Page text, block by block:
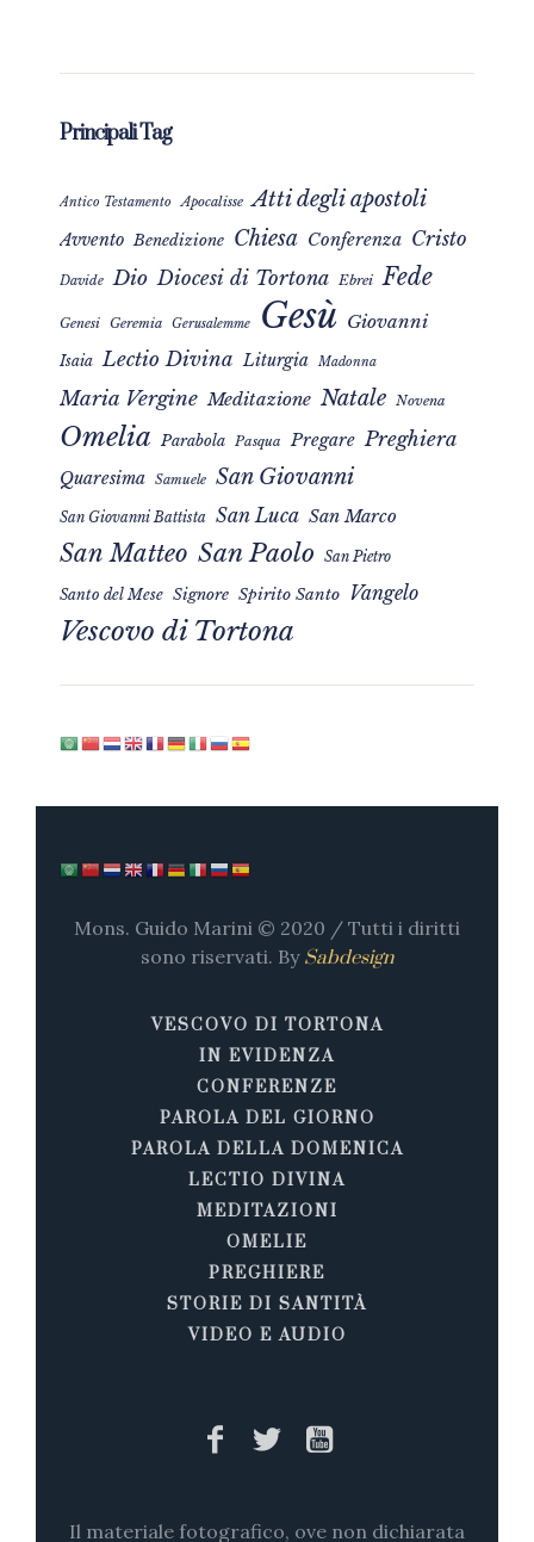
Principali Tag
Antico Testamento Apocalisse Atti degli apostoli
Avvento Benedizione Chiesa Conferenza Cristo
Davide Dio Diocesi di Tortona Ebrei Fede
Genesi Geremia Gerusalemme Gesù Giovanni
Isaia Lectio Divina Liturgia Madonna
Maria Vergine Meditazione Natale Novena
Omelia Parabola Pasqua Pregare Preghiera
Quaresima Samuele San Giovanni
San Giovanni Battista San Luca San Marco
San Matteo San Paolo San Pietro
Santo del Mese Signore Spirito Santo Vangelo
Vescovo di Tortona
Mons. Guido Marini © 2020 / Tutti i diritti
sono riservati. By Sabdesign
VESCOVO DI TORTONA
IN EVIDENZA
CONFERENZE
PAROLA DEL GIORNO
PAROLA DELLA DOMENICA
LECTIO DIVINA
MEDITAZIONI
OMELIE
PREGHIERE
STORIE DI SANTITÀ
VIDEO E AUDIO
Il materiale fotografico, ove non dichiarata